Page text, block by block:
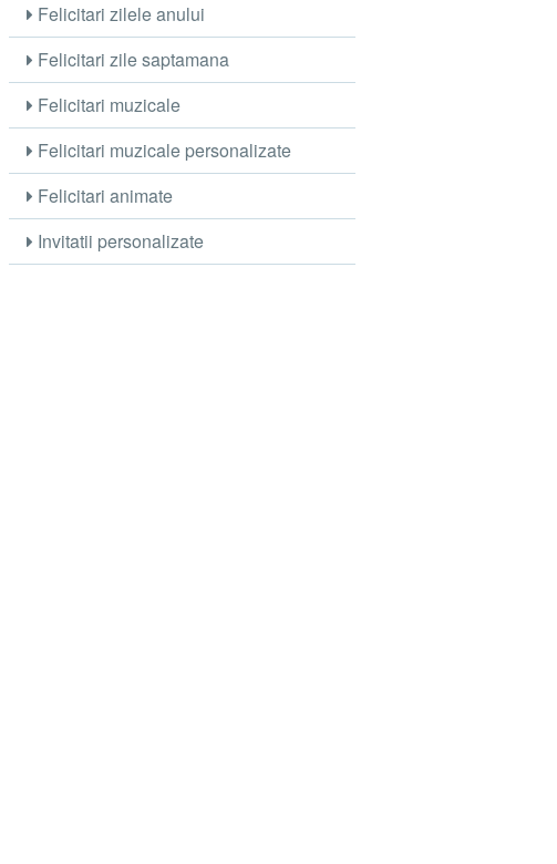
Felicitari zilele anului
Felicitari zile saptamana
Felicitari muzicale
Felicitari muzicale personalizate
Felicitari animate
Invitatii personalizate